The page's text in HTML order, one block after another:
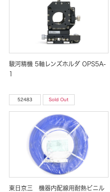
駿河精機 5軸レンズホルダ OPS5A-
1
52483 Sold Out
東日京三 機器内配線用耐熱ビニル